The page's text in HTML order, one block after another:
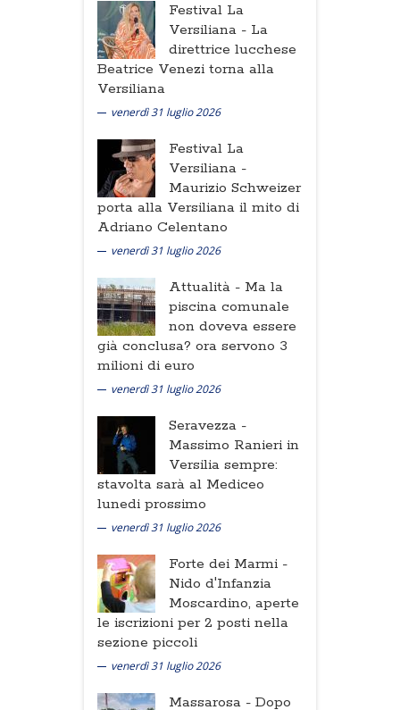
Festival La
Versiliana - La
direttrice lucchese
Beatrice Venezi torna alla
Versiliana
venerdì 31 luglio 2026
Festival La
Versiliana -
Maurizio Schweizer
porta alla Versiliana il mito di
Adriano Celentano
venerdì 31 luglio 2026
Attualità - Ma la
piscina comunale
non doveva essere
già conclusa? ora servono 3
milioni di euro
venerdì 31 luglio 2026
Seravezza -
Massimo Ranieri in
Versilia sempre:
stavolta sarà al Mediceo
lunedi prossimo
venerdì 31 luglio 2026
Forte dei Marmi -
Nido d'Infanzia
Moscardino, aperte
le iscrizioni per 2 posti nella
sezione piccoli
venerdì 31 luglio 2026
Massarosa - Dopo